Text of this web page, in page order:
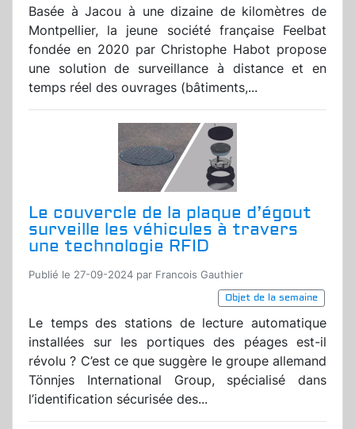
Basée à Jacou à une dizaine de kilomètres de
Montpellier, la jeune société française Feelbat
fondée en 2020 par Christophe Habot propose
une solution de surveillance à distance et en
temps réel des ouvrages (bâtiments,...
Le couvercle de la plaque d’égout
surveille les véhicules à travers
une technologie RFID
Publié le 27-09-2024 par Francois Gauthier
Objet de la semaine
Le temps des stations de lecture automatique
installées sur les portiques des péages est-il
révolu ? C’est ce que suggère le groupe allemand
Tönnjes International Group, spécialisé dans
l’identification sécurisée des...